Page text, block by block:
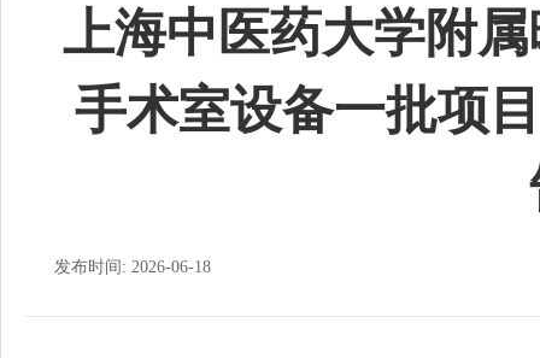
上海中医药大学附
手术室设备一批项
发布时间: 2026-06-18